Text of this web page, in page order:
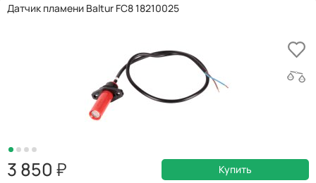
Датчик пламени Baltur FC8 18210025
3 850 Купить